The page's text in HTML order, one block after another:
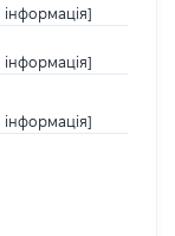
інформація]
інформація]
інформація]